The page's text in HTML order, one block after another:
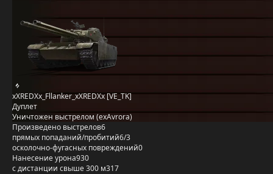
xXREDXx_Fllanker_xXREDXx [VE_TK]
Дуплет
Уничтожен выстрелом (exAvrora)
Произведено выстрелов6
прямых попаданий/пробитий6/3
осколочно-фугасных повреждений0
Нанесение урона930
с дистанции свыше 300 м317